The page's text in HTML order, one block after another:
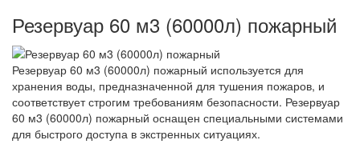
Резервуар 60 м3 (60000л) пожарный
Резервуар 60 м3 (60000л) пожарный используется для
хранения воды, предназначенной для тушения пожаров, и
соответствует строгим требованиям безопасности. Резервуар
60 м3 (60000л) пожарный оснащен специальными системами
для быстрого доступа в экстренных ситуациях.